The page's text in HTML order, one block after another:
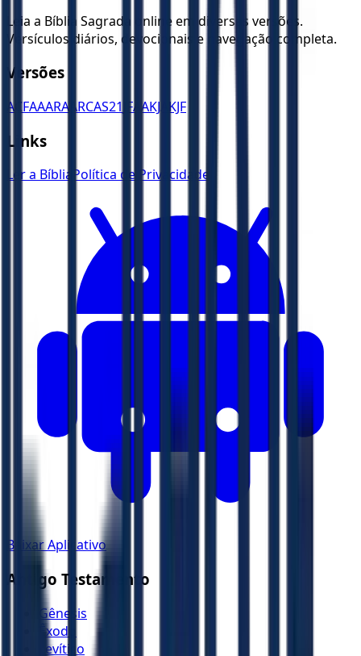
Leia a Bíblia Sagrada online em diversas versões.
Versículos diários, devocionais e navegação completa.
Versões
ACFAAARA ARCAS21 JFAAKJA KJF
Links
Ler a Bíblia Política de Privacidade
Baixar Aplicativo
Antigo Testamento
Gênesis
Êxodo
Levítico